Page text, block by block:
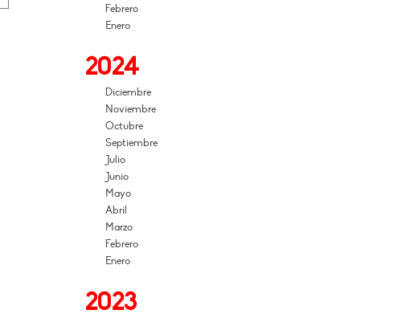
Febrero
Enero
2024
Diciembre
Noviembre
Octubre
Septiembre
Julio
Junio
Mayo
Abril
Marzo
Febrero
Enero
2023